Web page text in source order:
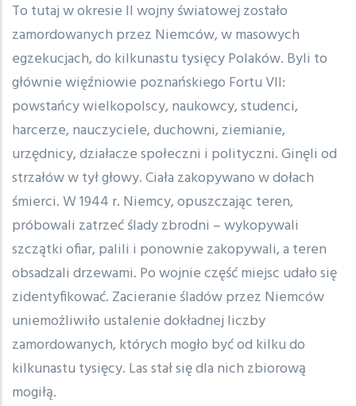
To tutaj w okresie II wojny światowej zostało
zamordowanych przez Niemców, w masowych
egzekucjach, do kilkunastu tysięcy Polaków. Byli to
głównie więźniowie poznańskiego Fortu VII:
powstańcy wielkopolscy, naukowcy, studenci,
harcerze, nauczyciele, duchowni, ziemianie,
urzędnicy, działacze społeczni i polityczni. Ginęli od
strzałów w tył głowy. Ciała zakopywano w dołach
śmierci. W 1944 r. Niemcy, opuszczając teren,
próbowali zatrzeć ślady zbrodni – wykopywali
szczątki ofiar, palili i ponownie zakopywali, a teren
obsadzali drzewami. Po wojnie część miejsc udało się
zidentyfikować. Zacieranie śladów przez Niemców
uniemożliwiło ustalenie dokładnej liczby
zamordowanych, których mogło być od kilku do
kilkunastu tysięcy. Las stał się dla nich zbiorową
mogiłą.